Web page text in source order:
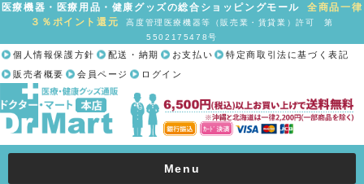
医療機器・医療用品・健康グッズの総合ショッピングモール全商品一律
３％ポイント還元
高度管理医療機器等（販売業・賃貸業）許可 第
5502175478号
個人情報保護方針 配送・納期 お支払い
特定商取引法に基づく表記
販売者概要
会員ページ ログイン
Menu